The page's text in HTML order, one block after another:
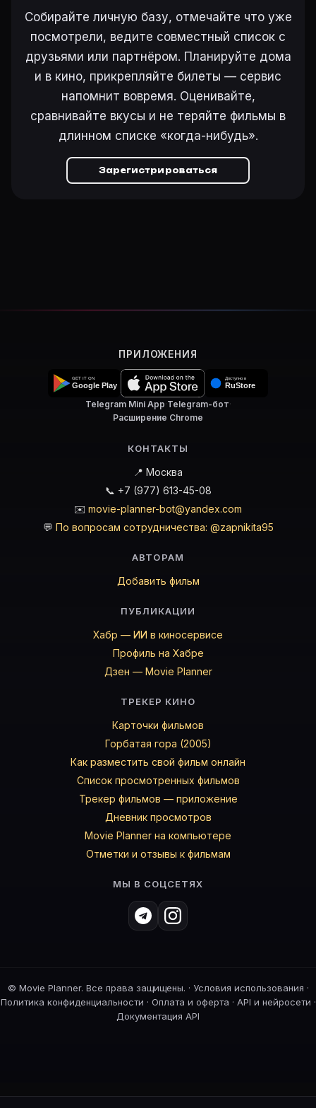
Собирайте личную базу, отмечайте что уже
посмотрели, ведите совместный список с
друзьями или партнёром. Планируйте дома
и в кино, прикрепляйте билеты — сервис
напомнит вовремя. Оценивайте,
сравнивайте вкусы и не теряйте фильмы в
длинном списке «когда-нибудь».
Зарегистрироваться
ПРИЛОЖЕНИЯ
Telegram Mini App·Telegram-бот·
Расширение Chrome
КОНТАКТЫ
📍 Москва
📞 +7 (977) 613-45-08
✉️ movie-planner-bot@yandex.com
💬 По вопросам сотрудничества: @zapnikita95
АВТОРАМ
Добавить фильм
ПУБЛИКАЦИИ
Хабр — ИИ в киносервисе
Профиль на Хабре
Дзен — Movie Planner
ТРЕКЕР КИНО
Карточки фильмов
Горбатая гора (2005)
Как разместить свой фильм онлайн
Список просмотренных фильмов
Трекер фильмов — приложение
Дневник просмотров
Movie Planner на компьютере
Отметки и отзывы к фильмам
МЫ В СОЦСЕТЯХ
© Movie Planner. Все права защищены. · Условия использования ·
Политика конфиденциальности · Оплата и оферта · API и нейросети ·
Документация API